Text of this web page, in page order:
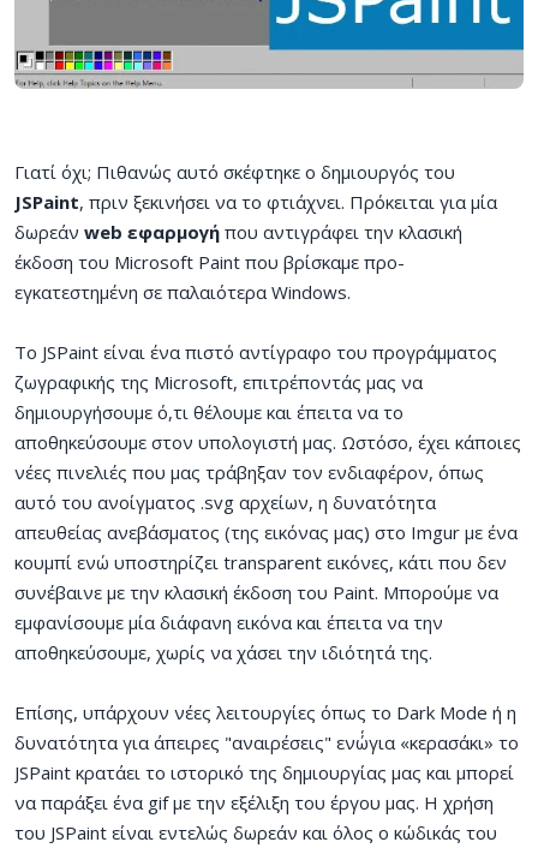
Γιατί όχι; Πιθανώς αυτό σκέφτηκε ο δημιουργός του
JSPaint, πριν ξεκινήσει να το φτιάχνει. Πρόκειται για μία
δωρεάν web εφαρμογή που αντιγράφει την κλασική
έκδοση του Microsoft Paint που βρίσκαμε προ-
εγκατεστημένη σε παλαιότερα Windows.
Το JSPaint είναι ένα πιστό αντίγραφο του προγράμματος
ζωγραφικής της Microsoft, επιτρέποντάς μας να
δημιουργήσουμε ό,τι θέλουμε και έπειτα να το
αποθηκεύσουμε στον υπολογιστή μας. Ωστόσο, έχει κάποιες
νέες πινελιές που μας τράβηξαν τον ενδιαφέρον, όπως
αυτό του ανοίγματος .svg αρχείων, η δυνατότητα
απευθείας ανεβάσματος (της εικόνας μας) στο Imgur με ένα
κουμπί ενώ υποστηρίζει transparent εικόνες, κάτι που δεν
συνέβαινε με την κλασική έκδοση του Paint. Μπορούμε να
εμφανίσουμε μία διάφανη εικόνα και έπειτα να την
αποθηκεύσουμε, χωρίς να χάσει την ιδιότητά της.
Επίσης, υπάρχουν νέες λειτουργίες όπως το Dark Mode ή η
δυνατότητα για άπειρες "αναιρέσεις" ενώ΄για «κερασάκι» το
JSPaint κρατάει το ιστορικό της δημιουργίας μας και μπορεί
να παράξει ένα gif με την εξέλιξη του έργου μας. Η χρήση
του JSPaint είναι εντελώς δωρεάν και όλος ο κώδικάς του